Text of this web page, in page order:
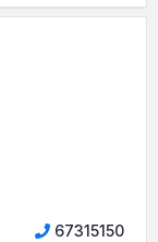
67315150